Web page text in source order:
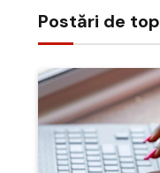
Postări de top